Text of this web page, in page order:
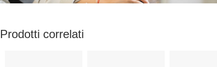
Prodotti correlati